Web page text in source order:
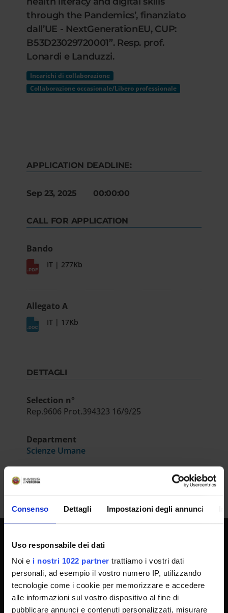
Consenso Dettagli Impostazioni degli annunci
Uso responsabile dei dati
Noi e i nostri 1022 partner trattiamo i vostri dati
personali, ad esempio il vostro numero IP, utilizzando
tecnologie come i cookie per memorizzare e accedere
alle informazioni sul vostro dispositivo al fine di
pubblicare annunci e contenuti personalizzati, misurare
through the Pandemics’, finanziato
dall’UE - NextGenerationEU, CUP:
B53D23029720001”. Resp. prof.
Lonardi e Landuzzi.
Incarichi di collaborazione
Collaborazione occasionale/Libero professionale
APPLICATION DEADLINE:
Sep 23, 2025 00:00:00
CALL FOR APPLICATION
Bando
IT | 277Kb
Allegato A
IT | 17Kb
DETTAGLI
Selection n°
Rep.9606 Prot.394323 16/9/25
Department
Scienze Umane
UNIVERSITY SERVICES
Transparency
Official University Register